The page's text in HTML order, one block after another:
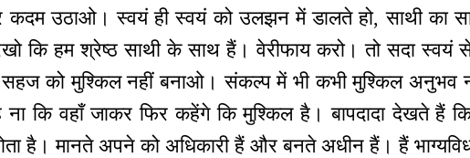
कदम उठाओ। स्वयं ही स्वयं को उलझन में डालते हो, साथी का
कि हम श्रेष्ठ साथी के साथ हैं। वेरीफाय करो। तो सदा स्वयं
को मुश्किल नहीं बनाओ। संकल्प में भी कभी मुश्किल अनुभव
कि वहाँ जाकर फिर कहेंगे कि मुश्किल है। बापदादा देखते हैं
है। मानते अपने को अधिकारी हैं और बनते अधीन हैं। हैं